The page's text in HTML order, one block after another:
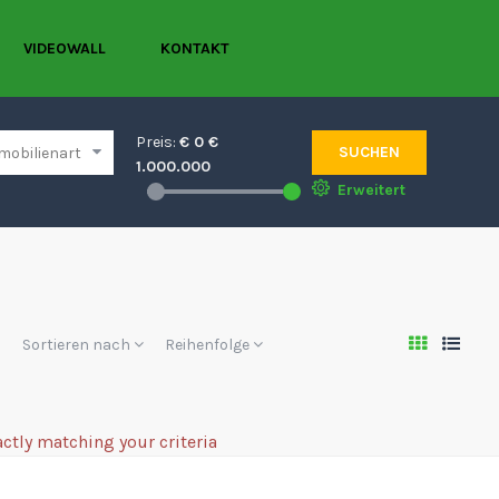
VIDEOWALL KONTAKT
Preis: € 0 €
1.000.000
SUCHEN
Erweitert
Sortieren nach Reihenfolge
matching your criteria